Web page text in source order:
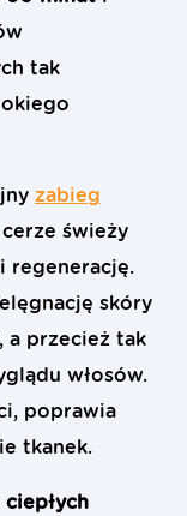
tak
zabieg
świeży
regenerację.
skóry
a przecież tak
włosów.
poprawia
tkanek.
ciepłych